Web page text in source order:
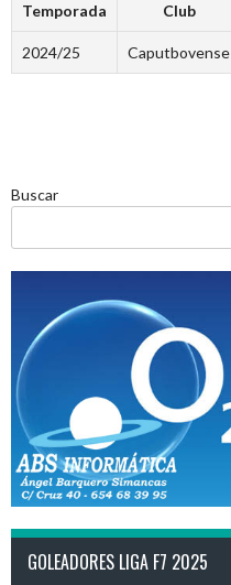
Temporada Club
2024/25 Caputbovense
Buscar
GOLEADORES LIGA F7 2025